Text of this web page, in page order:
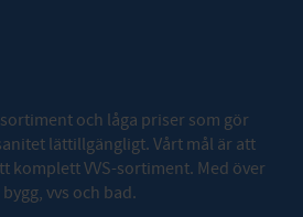
och låga priser som gör
lättillgängligt. Vårt mål är att
komplett VVS-sortiment. Med över
vvs och bad.